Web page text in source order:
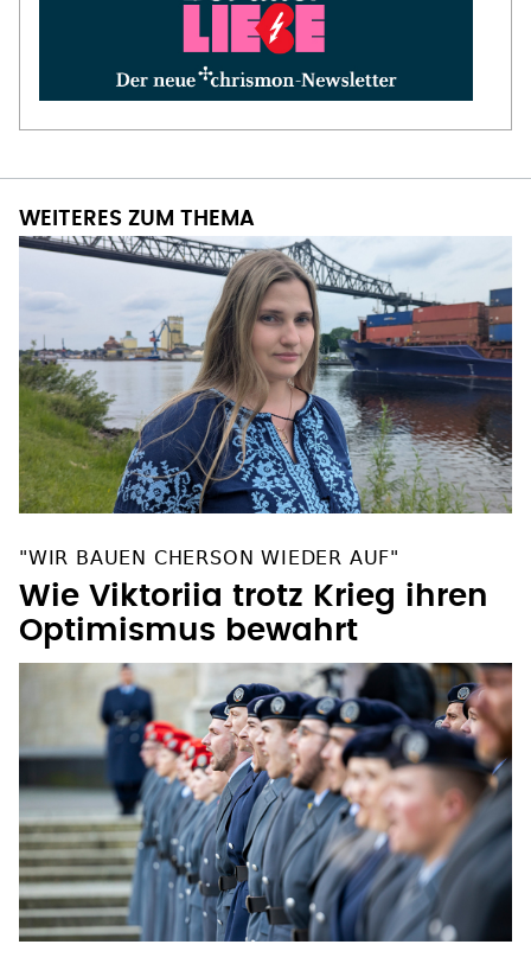
WEITERES ZUM THEMA
"WIR BAUEN CHERSON WIEDER AUF"
Wie Viktoriia trotz Krieg ihren
Optimismus bewahrt